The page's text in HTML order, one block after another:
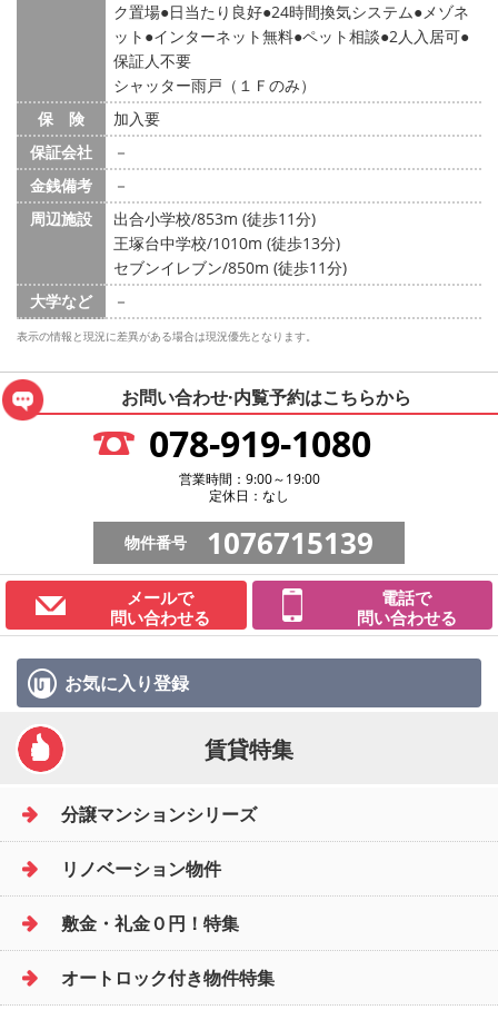
ク置場 日当たり良好 24時間換気システム メゾネ
ット
インターネット無料 ペット相談 2人入居可
保証人不要
シャッター雨戸（１Ｆのみ）
保 険
加入要
保証会社
－
金銭備考
－
周辺施設
出合小学校/853m (徒歩11分)
王塚台中学校/1010m (徒歩13分)
セブンイレブン/850m (徒歩11分)
大学など
－
表示の情報と現況に差異がある場合は現況優先となります。
お問い合わせ·内覧予約はこちらから
078-919-1080
営業時間：9:00～19:00
定休日：なし
物件番号 1076715139
メールで
問い合わせる
電話で
問い合わせる
お気に入り登録
賃貸特集
分譲マンションシリーズ
リノベーション物件
敷金・礼金０円！特集
オートロック付き物件特集